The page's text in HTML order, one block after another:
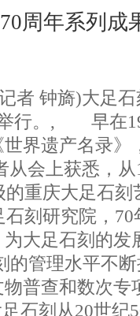
周年系列成
钟旖)大足石
举行。, 早在
界遗产名录》
会上获悉，从
重庆大足石
刻研究院，
大足石刻的发
管理水平不断
普查和数次专
石刻从20世纪